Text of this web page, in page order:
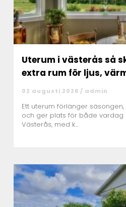
Uterum i västerås så skapar du ett
extra rum för ljus,
02 augusti 2026 / admin
Ett uterum förlänger
och ger plats för både vardag
Västerås, med k...